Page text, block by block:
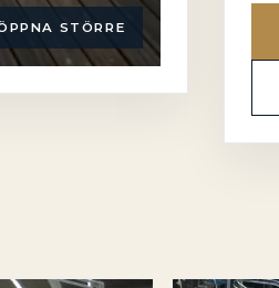
STÖRRE